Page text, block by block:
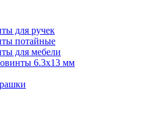
для ручек
потайные
для мебели
6.3х13 мм